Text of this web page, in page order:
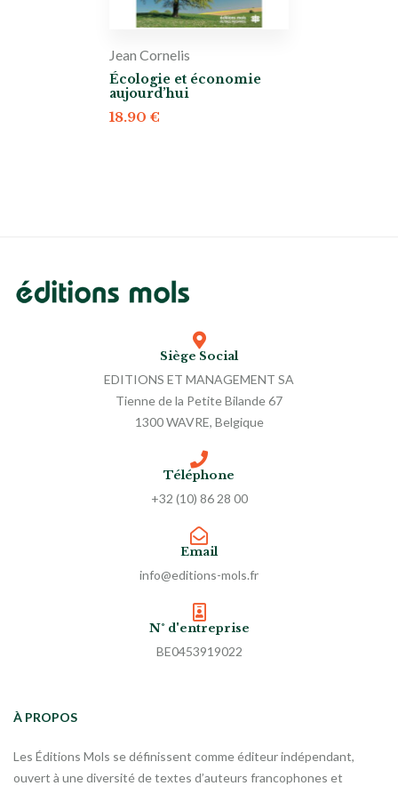
Jean Cornelis
Écologie et économie
aujourd’hui
18.90€
Siège Social
EDITIONS ET MANAGEMENT SA
Tienne de la Petite Bilande 67
1300 WAVRE, Belgique
Téléphone
+32 (10) 86 28 00
Email
info@editions-mols.fr
N° d'entreprise
BE0453919022
À PROPOS
Les Éditions Mols se définissent comme éditeur indépendant,
ouvert à une diversité de textes d’auteurs francophones et